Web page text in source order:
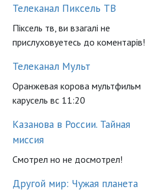
Телеканал Пиксель ТВ
Піксель тв, ви взагалі не
прислуховуетесь до коментарів!
Телеканал Мульт
Оранжевая корова мультфильм
карусель вс 11:20
Казанова в России. Тайная
миссия
Смотрел но не досмотрел!
Другой мир: Чужая планета